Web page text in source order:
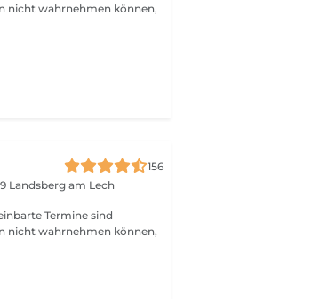
nicht wahrnehmen können,
156
Landsberg am Lech
nicht wahrnehmen können,